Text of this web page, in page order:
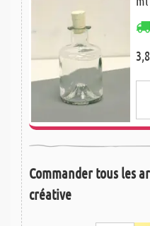
Commander tous les
créative